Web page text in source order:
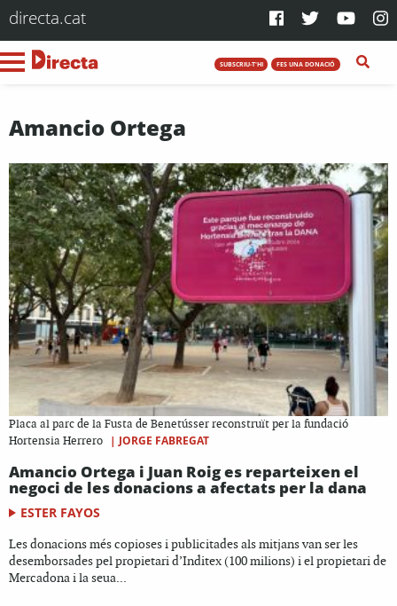
directa.cat
SUBSCRIU-T'HI FES UNA DONACIÓ
Amancio Ortega
Placa al parc de la Fusta de Benetússer reconstruït per la fundació
Hortensia Herrero
| JORGE FABREGAT
Amancio Ortega i Juan Roig es reparteixen el
negoci de les donacions a afectats per la dana
ESTER FAYOS
Les donacions més copioses i publicitades als mitjans van ser les
desemborsades pel propietari d’Inditex (100 milions) i el propietari de
Mercadona i la seua...